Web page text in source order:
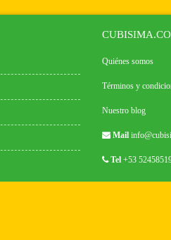
Quiénes somos
Términos y
Nuestro blog
Mail
Tel +53